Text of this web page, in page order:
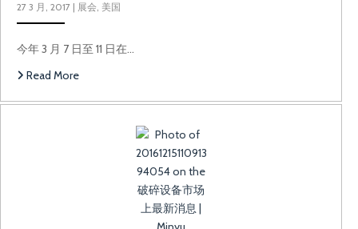
27 3 月, 2017 | 展会, 美国
今年 3 月 7 日至 11 日在…
Read More